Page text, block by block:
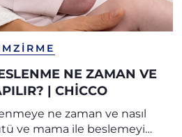
NE ZAMAN VE
| CHICCO
ne zaman ve nasıl
ve mama ile beslemeyi